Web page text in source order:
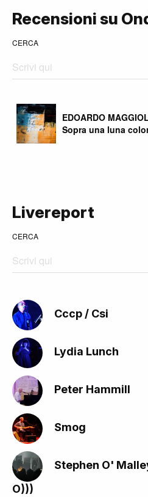
Recensioni su
CERCA
EDOARDO
Sopra una luna
Livereport
CERCA
Cccp / Csi
Lydia Lunch
Peter Hammill
Smog
Stephen O'
O)))